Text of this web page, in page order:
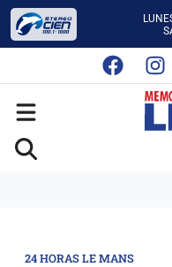
CON
24 HORAS LE MANS